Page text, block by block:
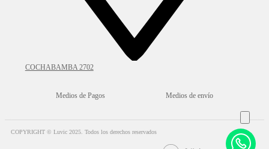
COCHABAMBA 2702
Medios de Pagos Medios de envío
COPYRIGHT © Luvic 2025. Todos los derechos reservados